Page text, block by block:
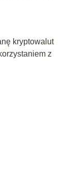
kryptowalut
z